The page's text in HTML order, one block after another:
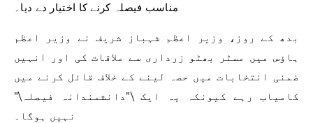
مناسب فیصلہ کرنے کا اختیار دے دیا۔
بدھ کے روز، وزیر اعظم شہباز شریف نے وزیر اعظم
ہاؤس میں مسٹر بھٹو زرداری سے ملاقات کی اور انہیں
ضمنی انتخابات میں حصہ لینے کے خلاف قائل کرنے میں
کامیاب رہے کیونکہ یہ ایک \”دانشمندانہ فیصلہ\”
نہیں ہوگا۔